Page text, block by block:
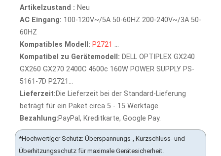
Artikelzustand : Neu
AC Eingang: 100-120V~/5A 50-60HZ 200-240V~/3A 50-
60HZ
Kompatibles Modell: P2721 ...
Kompatibel zu Gerätemodell: DELL OPTIPLEX GX240
GX260 GX270 2400C 4600c 160W POWER SUPPLY PS-
5161-7D P2721...
Lieferzeit:Die Lieferzeit bei der Standard-Lieferung
beträgt für ein Paket circa 5 - 15 Werktage.
Bezahlung:PayPal, Kreditkarte, Google Pay.
*Hochwertiger Schutz: Überspannungs-, Kurzschluss- und
Überhitzungsschutz für maximale Gerätesicherheit.